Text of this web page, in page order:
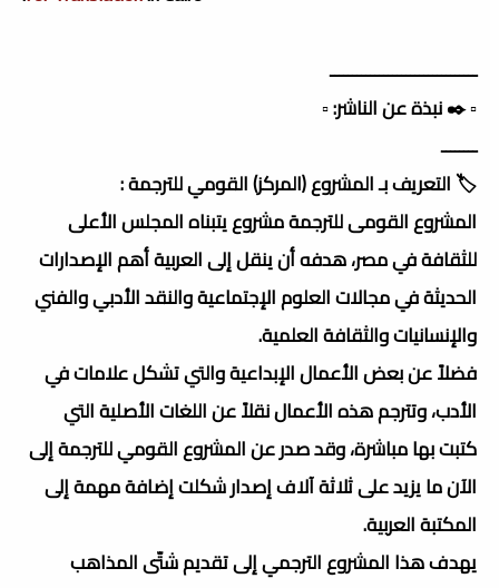
ـــــــــــــــــــــــــــــــــ
▫️ ✒️ نبذة عن الناشر: ▫️
ــــــــ
🏷️ التعريف بـ المشروع (المركز) القومي للترجمة :
المشروع القومى للترجمة مشروع يتبناه المجلس الأعلى
للثقافة في مصر، هدفه أن ينقل إلى العربية أهم الإصدارات
الحديثة في مجالات العلوم الإجتماعية والنقد الأدبي والفني
والإنسانيات والثقافة العلمية.
فضلاً عن بعض الأعمال الإبداعية والتي تشكل علامات في
الأدب، وتترجم هذه الأعمال نقلاً عن اللغات الأصلية التي
كتبت بها مباشرة، وقد صدر عن المشروع القومي للترجمة إلى
الآن ما يزيد على ثلاثة آلاف إصدار شكلت إضافة مهمة إلى
المكتبة العربية.
يهدف هذا المشروع الترجمي إلى تقديم شتّى المذاهب